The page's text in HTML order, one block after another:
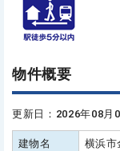
物件概要
更新日：2026年08
建物名 横浜